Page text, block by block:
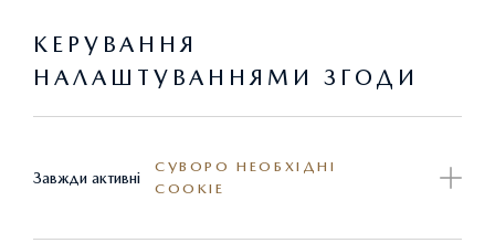
КИЛИМКИ ВСЕПОГОДНІ
7 525,91 ГРН.*
КЕРУВАННЯ
НАЛАШТУВАННЯМИ ЗГОДИ
Завжди активні
СУВОРО НЕОБХІДНІ
COOKIE